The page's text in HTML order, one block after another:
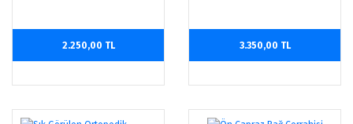
2.250,00 TL 3.350,00 TL